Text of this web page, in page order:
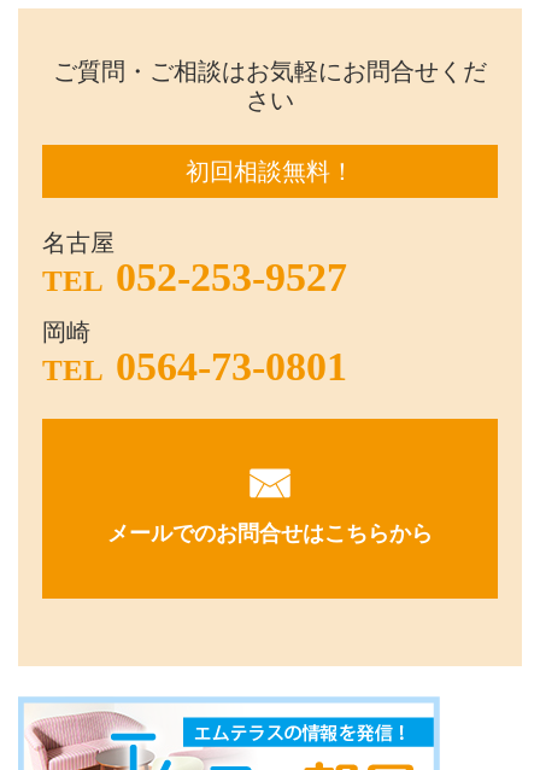
ご質問・ご相談はお気軽にお問合せくだ
さい
初回相談無料！
名古屋
TEL 052-253-9527
岡崎
TEL 0564-73-0801
メールでのお問合せはこちらから